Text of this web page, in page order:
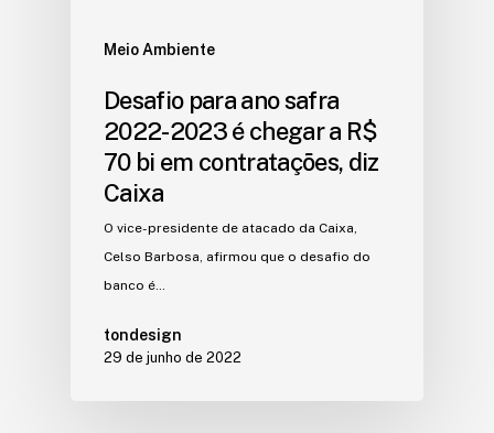
Meio Ambiente
Desafio para ano safra
2022-2023 é chegar a R$
70 bi em contratações, diz
Caixa
O vice-presidente de atacado da Caixa,
Celso Barbosa, afirmou que o desafio do
banco é…
tondesign
29 de junho de 2022